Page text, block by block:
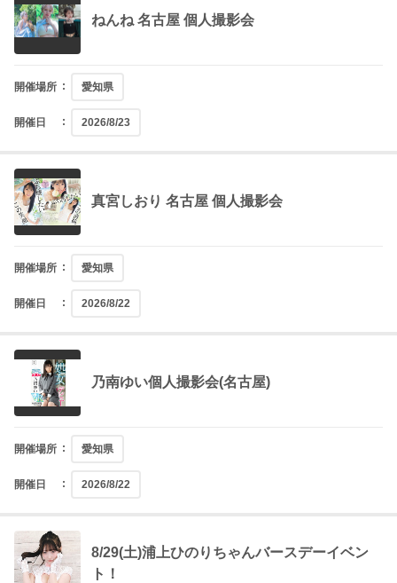
ねんね 名古屋 個人撮影会
開催場所 愛知県
開催日 2026/8/23
真宮しおり 名古屋 個人撮影会
開催場所 愛知県
開催日 2026/8/22
乃南ゆい個人撮影会(名古屋)
開催場所 愛知県
開催日 2026/8/22
8/29(土)浦上ひのりちゃんバースデーイベン
ト！